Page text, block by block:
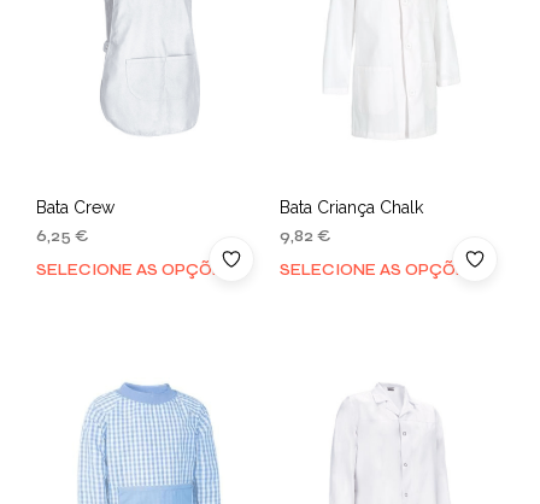
Bata Crew
6,25 €
SELECIONE AS OPÇÕES
Bata Criança Chalk
9,82 €
SELECIONE AS OPÇÕES